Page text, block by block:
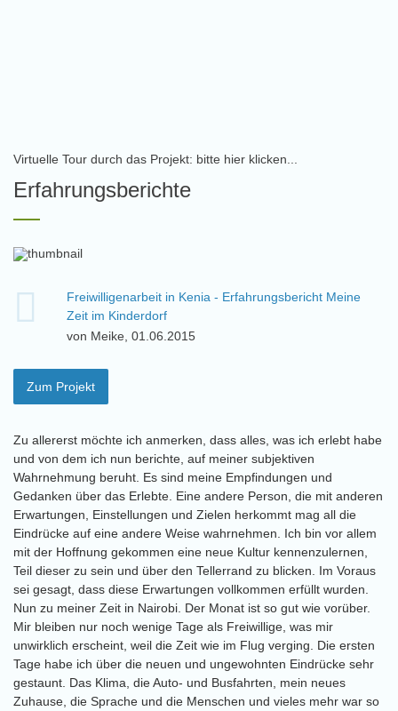
Virtuelle Tour durch das Projekt: bitte hier klicken...
Erfahrungsberichte
Freiwilligenarbeit in Kenia - Erfahrungsbericht Meine
Zeit im Kinderdorf
von Meike, 01.06.2015
Zum Projekt
Zu allererst möchte ich anmerken, dass alles, was ich erlebt habe
und von dem ich nun berichte, auf meiner subjektiven
Wahrnehmung beruht. Es sind meine Empfindungen und
Gedanken über das Erlebte. Eine andere Person, die mit anderen
Erwartungen, Einstellungen und Zielen herkommt mag all die
Eindrücke auf eine andere Weise wahrnehmen. Ich bin vor allem
mit der Hoffnung gekommen eine neue Kultur kennenzulernen,
Teil dieser zu sein und über den Tellerrand zu blicken. Im Voraus
sei gesagt, dass diese Erwartungen vollkommen erfüllt wurden.
Nun zu meiner Zeit in Nairobi. Der Monat ist so gut wie vorüber.
Mir bleiben nur noch wenige Tage als Freiwillige, was mir
unwirklich erscheint, weil die Zeit wie im Flug verging. Die ersten
Tage habe ich über die neuen und ungewohnten Eindrücke sehr
gestaunt. Das Klima, die Auto- und Busfahrten, mein neues
Zuhause, die Sprache und die Menschen und vieles mehr war so